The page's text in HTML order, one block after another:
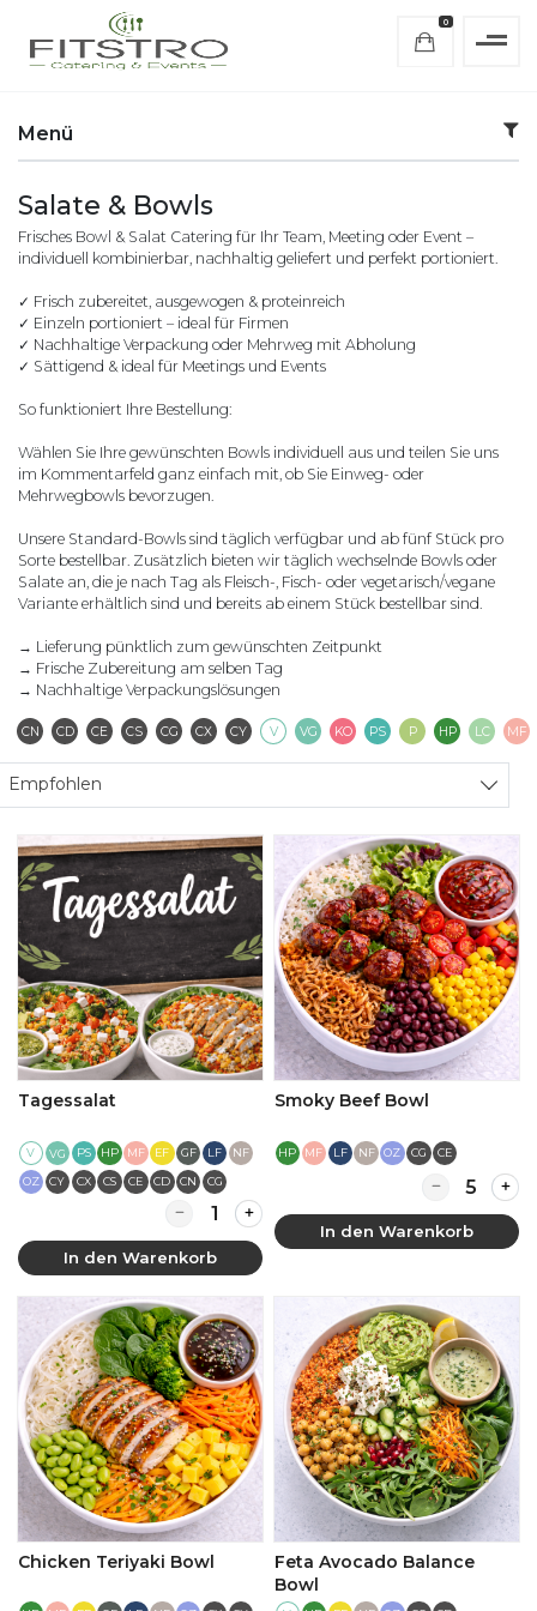
0
Menü
Salate & Bowls
Frisches Bowl & Salat Catering für Ihr Team, Meeting oder Event –
individuell kombinierbar, nachhaltig geliefert und perfekt portioniert.
✓ Frisch zubereitet, ausgewogen & proteinreich
✓ Einzeln portioniert – ideal für Firmen
✓ Nachhaltige Verpackung oder Mehrweg mit Abholung
✓ Sättigend & ideal für Meetings und Events
So funktioniert Ihre Bestellung:
Wählen Sie Ihre gewünschten Bowls individuell aus und teilen Sie uns
im Kommentarfeld ganz einfach mit, ob Sie Einweg- oder
Mehrwegbowls bevorzugen.
Unsere Standard-Bowls sind täglich verfügbar und ab fünf Stück pro
Sorte bestellbar. Zusätzlich bieten wir täglich wechselnde Bowls oder
Salate an, die je nach Tag als Fleisch-, Fisch- oder vegetarisch/vegane
Variante erhältlich sind und bereits ab einem Stück bestellbar sind.
→ Lieferung pünktlich zum gewünschten Zeitpunkt
→ Frische Zubereitung am selben Tag
→ Nachhaltige Verpackungslösungen
CN Contains Nuts
CD Contains Dairy
CE Contains Eggs
CS Contains Seafood
CG Contains Gluten
CX Contains Seeds
CY Contains Soya
V Vegetarisch
VG Vegan
KO Keto
PS Pescatarian
P Paleo
HP High
LC MF
Sort products
Empfohlen
Tagessalat
V VG PS HP MF EF GF LF NF
OZ CY CX CS CE CD CN CG
Quantity for Tagessalat
In den Warenkorb
Smoky Beef Bowl
HP MF LF NF OZ CG CE
Quantity for
In den Warenkorb
Chicken Teriyaki Bowl
Feta Avocado Balance
Bowl